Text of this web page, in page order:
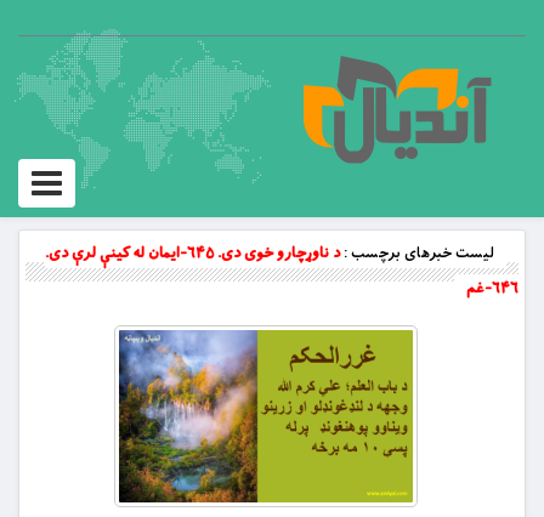
Toggle
لیست خبرهای برچسب :
د ناوړچارو خوی دی. ۶۴۵-ایمان له کینې لرې دی.
۶۴۶-غم